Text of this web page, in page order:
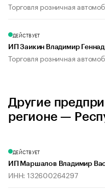
Торговля розничная
ДЕЙСТВУЕТ
ИП Заикин Владимир
Торговля розничная
Другие
регионе —
ДЕЙСТВУЕТ
ИП Маршалов Владимир
ИНН: 132600264297